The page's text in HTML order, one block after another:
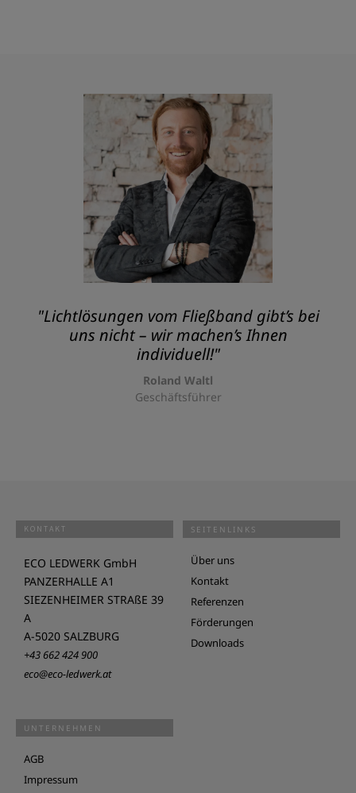
"Lichtlösungen vom Fließband gibt’s bei
uns nicht – wir machen’s Ihnen
individuell!"
Roland Waltl
Geschäftsführer
KONTAKT
ECO LEDWERK GmbH
PANZERHALLE A1
SIEZENHEIMER STRAßE 39
A
A-5020 SALZBURG
+43 662 424 900
eco@eco-ledwerk.at
SEITENLINKS
Über uns
Kontakt
Referenzen
Förderungen
Downloads
UNTERNEHMEN
AGB
Impressum